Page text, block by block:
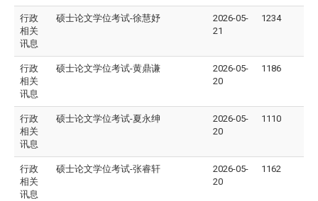
行政
相关
讯息
硕士论文学位考试-徐慧妤
2026-05-
21
1234
行政
相关
讯息
硕士论文学位考试-黄鼎谦
2026-05-
20
1186
行政
相关
讯息
硕士论文学位考试-夏永绅
2026-05-
20
1110
行政
相关
讯息
硕士论文学位考试-张睿轩
2026-05-
20
1162